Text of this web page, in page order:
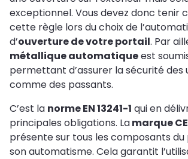
exceptionnel. Vous devez donc tenir
cette règle lors du choix de
d’ouverture de votre portail. Par
métallique automatiqueest
permettant d’assurer la sécurité des
comme des passants.
C’est la norme EN 13241-1 qui en
principales obligations. Lamarque CE
présente sur tous les composants
son automatisme. Cela garantit